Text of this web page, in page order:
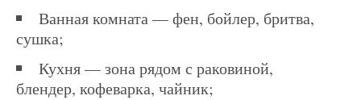
ванная комната — фен, бойлер, бритва,
сушка;
кухня — зона рядом с раковиной,
блендер, кофеварка, чайник;